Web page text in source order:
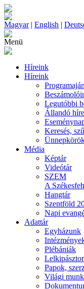
Magyar| English |
Menü
Híreink
Híreink
Legutóbbi
Állandó
Keresés,
Média
Képtár
Videótár
SZEM
A
Hangtár
Szentföld
Napi
Adattár
Egyházunk
Plébániák
Papok,
Világi